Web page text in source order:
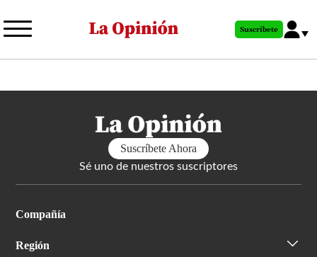
al
principal
Suscríbete
Suscríbete Ahora
Sé uno de nuestros suscriptores
Compañía
Región